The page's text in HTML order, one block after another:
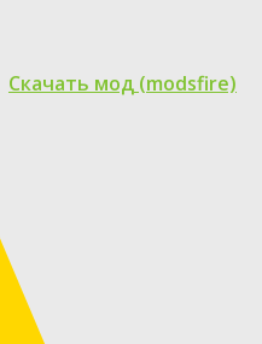
Скачать мод (modsfire)